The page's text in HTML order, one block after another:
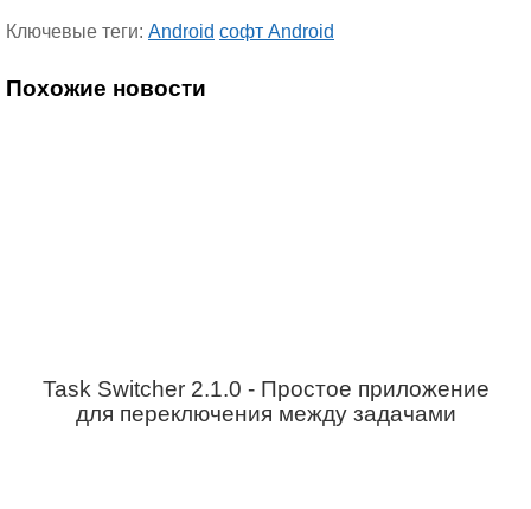
Ключевые теги: Android софт Android
Похожие новости
Task Switcher 2.1.0 - Простое приложение
для переключения между задачами